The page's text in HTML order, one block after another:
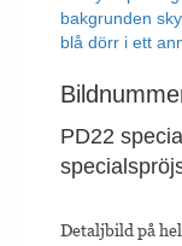
PD22
Detaljbild på